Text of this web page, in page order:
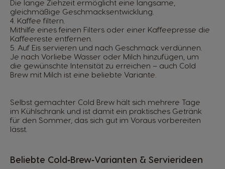
Die lange Ziehzeit ermöglicht eine langsame,
gleichmäßige Geschmacksentwicklung.
4. Kaffee filtern.
Mithilfe eines feinen Filters oder einer Kaffeepresse die
Kaffeereste entfernen.
5. Auf Eis servieren und nach Geschmack verdünnen.
Je nach Vorliebe Wasser oder Milch hinzufügen, um
die gewünschte Intensität zu erreichen – auch Cold
Brew mit Milch ist eine beliebte Variante.
Selbst gemachter Cold Brew hält sich mehrere Tage
im Kühlschrank und ist damit ein praktisches Getränk
für den Sommer, das sich gut im Voraus vorbereiten
lässt.
Beliebte Cold‑Brew‑Varianten & Servierideen